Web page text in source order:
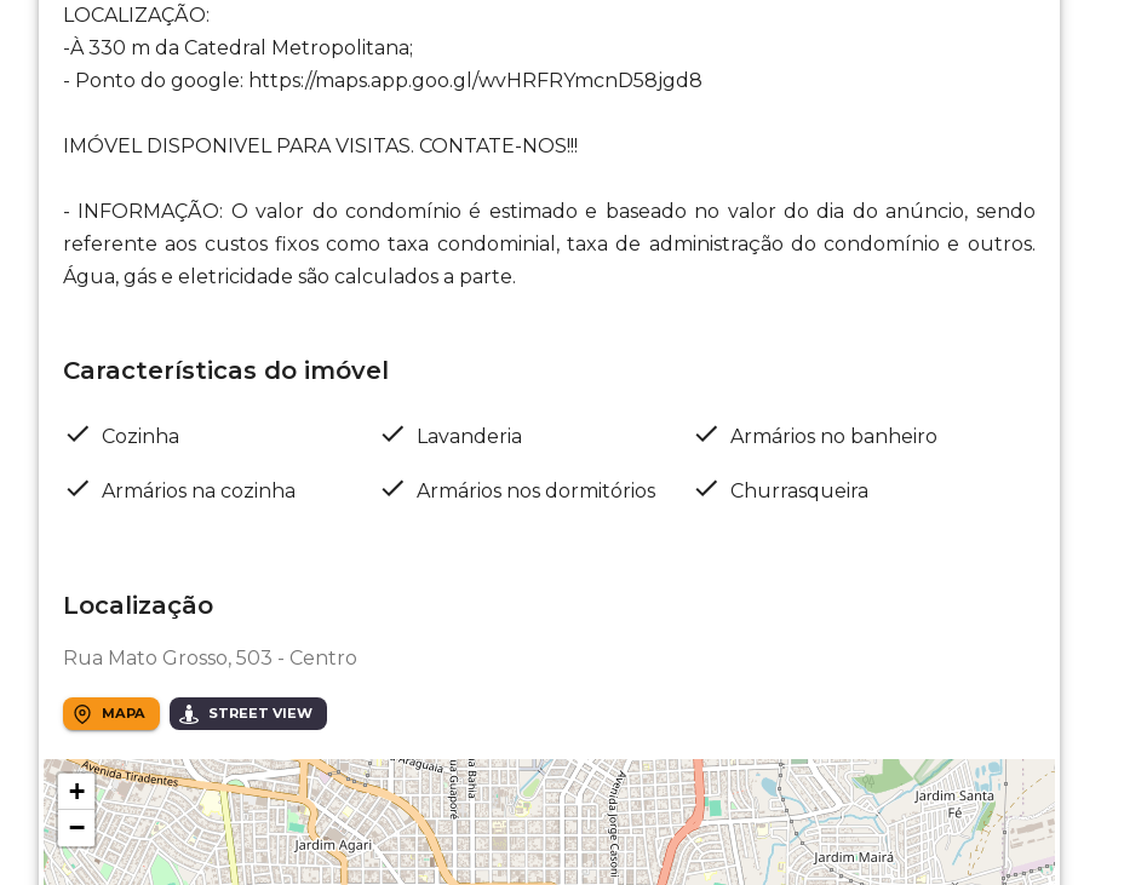
LOCALIZAÇÃO:
-À 330 m da Catedral Metropolitana;
- Ponto do google: https://maps.app.goo.gl/wvHRFRYmcnD58jgd8
IMÓVEL DISPONIVEL PARA VISITAS. CONTATE-NOS!!!
- INFORMAÇÃO: O valor do condomínio é estimado e baseado no valor do dia do anúncio, sendo
referente aos custos fixos como taxa condominial, taxa de administração do condomínio e outros.
Água, gás e eletricidade são calculados a parte.
Características do imóvel
Cozinha Lavanderia Armários no banheiro
Armários na cozinha Armários nos dormitórios Churrasqueira
Localização
Rua Mato Grosso, 503 - Centro
MAPA STREET VIEW
+
−